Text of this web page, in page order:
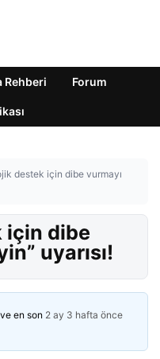
Rehberi Forum
destek için dibe vurmayı
için dibe
uyarısı!
en son 2 ay 3 hafta önce